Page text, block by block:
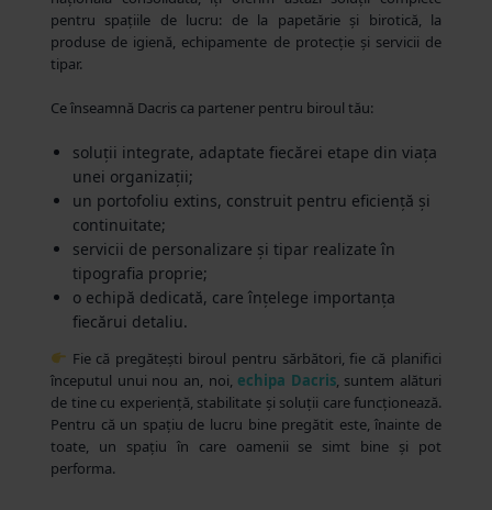
pentru spațiile de lucru: de la papetărie și birotică, la
produse de igienă, echipamente de protecție și servicii de
tipar.
Ce înseamnă Dacris ca partener pentru biroul tău:
soluții integrate, adaptate fiecărei etape din viața
unei organizații;
un portofoliu extins, construit pentru eficiență și
continuitate;
servicii de personalizare și tipar realizate în
tipografia proprie;
o echipă dedicată, care înțelege importanța
fiecărui detaliu.
Fie că pregătești biroul pentru sărbători, fie că planifici
începutul unui nou an, noi, echipa Dacris, suntem alături
de tine cu experiență, stabilitate și soluții care funcționează.
Pentru că un spațiu de lucru bine pregătit este, înainte de
toate, un spațiu în care oamenii se simt bine și pot
performa.